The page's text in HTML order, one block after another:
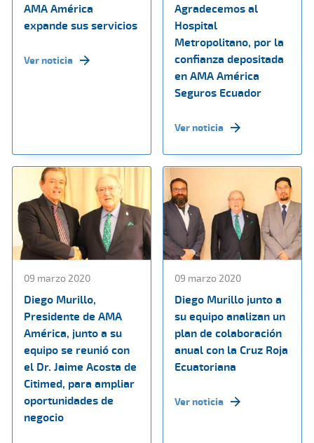
AMA América
expande sus servicios
Ver noticia
Agradecemos al
Hospital
Metropolitano, por la
confianza depositada
en AMA América
Seguros Ecuador
Ver noticia
09 marzo 2020
Diego Murillo,
Presidente de AMA
América, junto a su
equipo se reunió con
el Dr. Jaime Acosta de
Citimed, para ampliar
oportunidades de
negocio
09 marzo 2020
Diego Murillo junto a
su equipo analizan un
plan de colaboración
anual con la Cruz Roja
Ecuatoriana
Ver noticia